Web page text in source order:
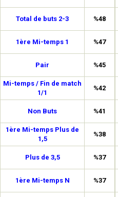
Total de buts 2-3 %48
1ère Mi-temps 1 %47
Pair %45
Mi-temps / Fin de match
1/1
%42
Non Buts %41
1ère Mi-temps Plus de
1,5
%38
Plus de 3,5 %37
1ère Mi-temps N %37